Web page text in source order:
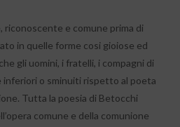
riconoscente e comune prima di
in quelle forme cosi gioiose ed
gli uomini, i fratelli, i compagni di
inferiori o sminuiti rispetto al poeta
Tutta la poesia di Betocchi
comune e della comunione